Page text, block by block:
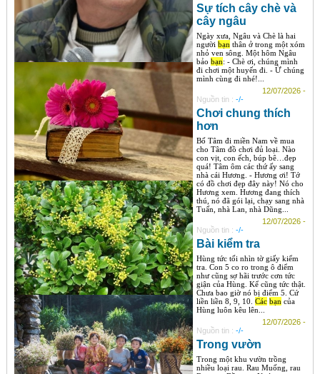
Sự tích cây chè và
cây ngâu
Ngày xưa, Ngâu và Chè là hai
người bạnthân ở trong một xóm
nhỏ ven sông. Một hôm Ngâu
bảo bạn: - Chè ơi, chúng mình
đi chơi một huyến đi. - Ừ chúng
mình cùng đi nhé!...
12/07/2026 -
Nguồn tin : -/-
Chơi chung thích
hơn
Bố Tâm đi miền Nam về mua
cho Tâm đồ chơi đủ loại. Nào
con vịt, con ếch, búp bê…đẹp
quá! Tâm ôm các thứ ấy sang
nhà cái Hương. - Hương ơi! Tớ
có đồ chơi đẹp đây này! Nó cho
Hương xem. Hương đang thích
thú, nó đã gói lại, chạy sang nhà
Tuấn, nhà Lan, nhà Dũng...
12/07/2026 -
Nguồn tin : -/-
Bài kiểm tra
Hùng tức tối nhìn tờ giấy kiểm
tra. Con 5 co ro trong ô điểm
như cũng sợ hãi trước cơn tức
giận của Hùng. Kể cũng tức thật.
Chưa bao giờ nó bị điểm 5. Cứ
liền liền 8, 9, 10. Các bạncủa
Hùng luôn kêu lên...
12/07/2026 -
Nguồn tin : -/-
Trong vườn
Trong một khu vườn trồng
nhiều loại rau. Rau Muống, rau